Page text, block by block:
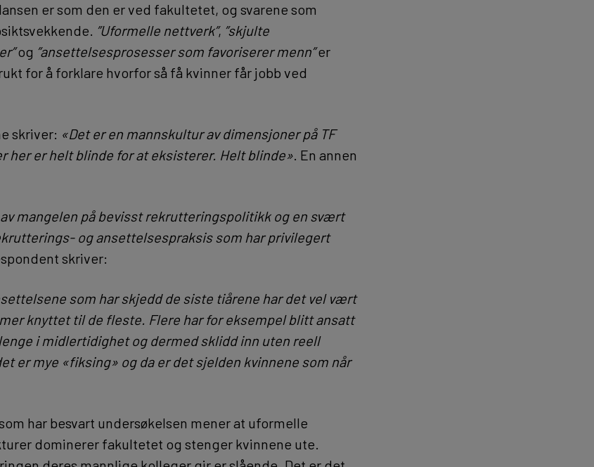
er som den er ved fakultetet, og svarene som
”Uformelle nettverk”, ”skjulte
og ”ansettelsesprosesser som favoriserer menn”er
for å forklare hvorfor så få kvinner får jobb ved
skriver: «Det er en mannskultur av dimensjoner på TF
her er helt blinde for at eksisterer. Helt blinde». En annen
mangelen på bevisst rekrutteringspolitikk og en svært
og ansettelsespraksis som har privilegert
skriver:
som har skjedd de siste tiårene har det vel vært
knyttet til de fleste. Flere har for eksempel blitt ansatt
i midlertidighet og dermed sklidd inn uten reell
er mye «fiksing» og da er det sjelden kvinnene som når
har besvart undersøkelsen mener at uformelle
dominerer fakultetet og stenger kvinnene ute.